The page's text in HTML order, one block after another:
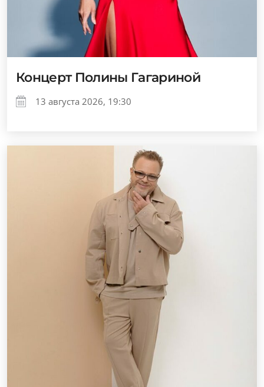
Концерт Полины Гагариной
13 августа 2026, 19:30